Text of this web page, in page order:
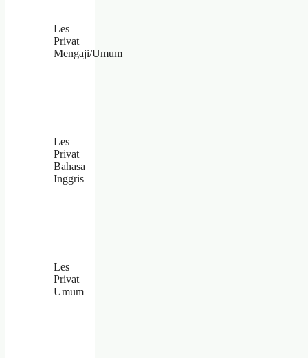
Les
Privat
Mengaji/Umum
Les
Privat
Bahasa
Inggris
Les
Privat
Umum